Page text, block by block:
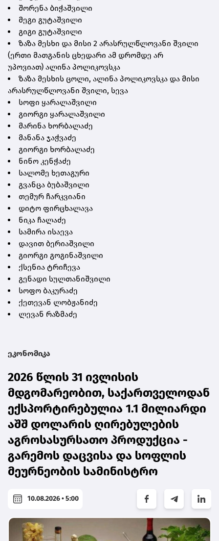
შორენა ბიჭაშვილი
მეგი გუტაშვილი
გიგი გუტაშვილი
ზაზა მესხი და მისი 2 არასრულწლოვანი შვილი
(ერთი მათგანის ცხედარი ამ დრომდე არ
უპოვიათ) ალინა პოლიკოვსკა
ზაზა მესხის ცოლი, ალინა პოლიკოვსკა და მისი
არასრულწლოვანი შვილი, სევა
სოფი ყარალაშვილი
გიორგი ყარალაშვილი
მარინა ხორბალაძე
მანანა ჯაჭვაძე
გიორგი ხორბალაძე
ნინო კენჭაძე
სალომე ხეთაგური
გვანცა ბუბაშვილი
თემურ ჩარკვიანი
დიტო ფირცხალავა
ნიკა ჩალაძე
სამირა ისაევა
დავით ბერიაშვილი
გიორგი გოგინაშვილი
ქსენია ტრიჩევა
გენადი სულთანიშვილი
სოფო ბაკურაძე
ქეთევან ლობჟანიძე
ლევან რაზმაძე
ეკონომიკა
2026 წლის 31 ივლისის
მდგომარეობით, საქართველოდან
ექსპორტირებულია 1.1 მილიარდი
აშშ დოლარის ღირებულების
აგროსასურსათო პროდუქცია -
გარემოს დაცვისა და სოფლის
მეურნეობის სამინისტრო
10.08.2026 • 5:00